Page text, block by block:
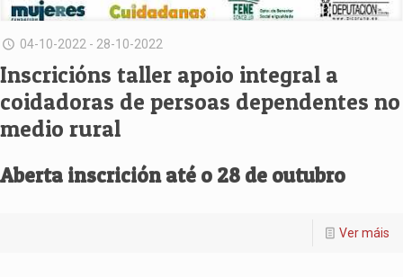
04-10-2022 - 28-10-2022
Inscricións taller apoio integral a
coidadoras de persoas dependentes no
medio rural
Aberta inscrición até o 28 de outubro
Ver máis